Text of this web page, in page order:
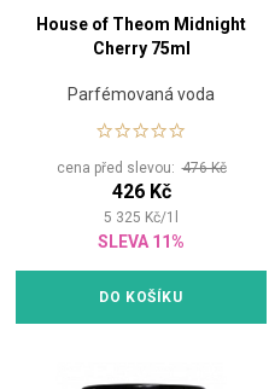
House of Theom Midnight
Cherry 75ml
Parfémovaná voda
cena před slevou:476 Kč
426 Kč
5 325 Kč/1
SLEVA 11%
DO KOŠÍKU